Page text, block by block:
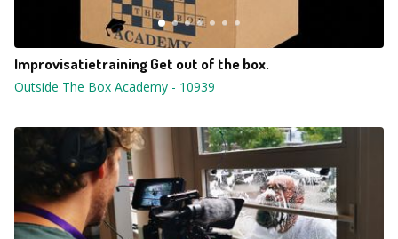
Improvisatietraining Get out of the box.
Outside The Box Academy - 10939